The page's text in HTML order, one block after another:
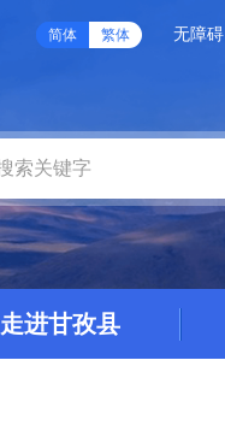
简体 繁体 无障碍
走进甘孜县